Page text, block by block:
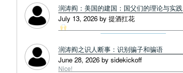
润涛阎：美国的建国：国父们的理论与实践
July 13, 2026 by 提酒扛花
润涛阎之识人断事：识别骗子和骗语
June 28, 2026 by sidekickoff
Nice!